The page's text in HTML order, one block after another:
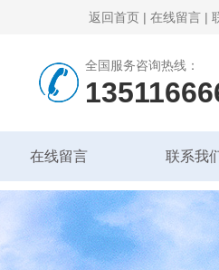
返回首页 | 在线留言 |
全国服务咨询热线：
在线留言 联系我